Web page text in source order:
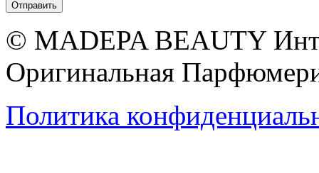
© MADEPA BEAUTY
Оригинальная
Политика